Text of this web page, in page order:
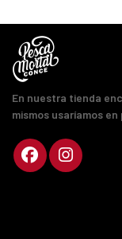
En nuestra tienda
mismos usaríamos